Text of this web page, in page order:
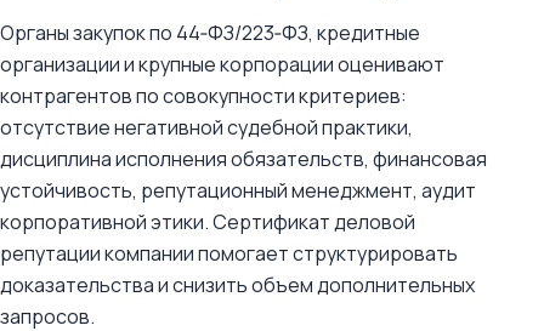
Органы закупок по 44‑ФЗ/223‑ФЗ, кредитные
организации и крупные корпорации оценивают
контрагентов по совокупности критериев:
отсутствие негативной судебной практики,
дисциплина исполнения обязательств, финансовая
устойчивость, репутационный менеджмент, аудит
корпоративной этики. Сертификат деловой
репутации компании помогает структурировать
доказательства и снизить объем дополнительных
запросов.